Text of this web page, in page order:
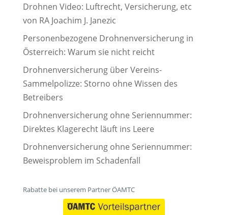
Drohnen Video: Luftrecht, Versicherung, etc
von RA Joachim J. Janezic
Personenbezogene Drohnenversicherung in
Österreich: Warum sie nicht reicht
Drohnenversicherung über Vereins-
Sammelpolizze: Storno ohne Wissen des
Betreibers
Drohnenversicherung ohne Seriennummer:
Direktes Klagerecht läuft ins Leere
Drohnenversicherung ohne Seriennummer:
Beweisproblem im Schadenfall
Rabatte bei unserem Partner ÖAMTC